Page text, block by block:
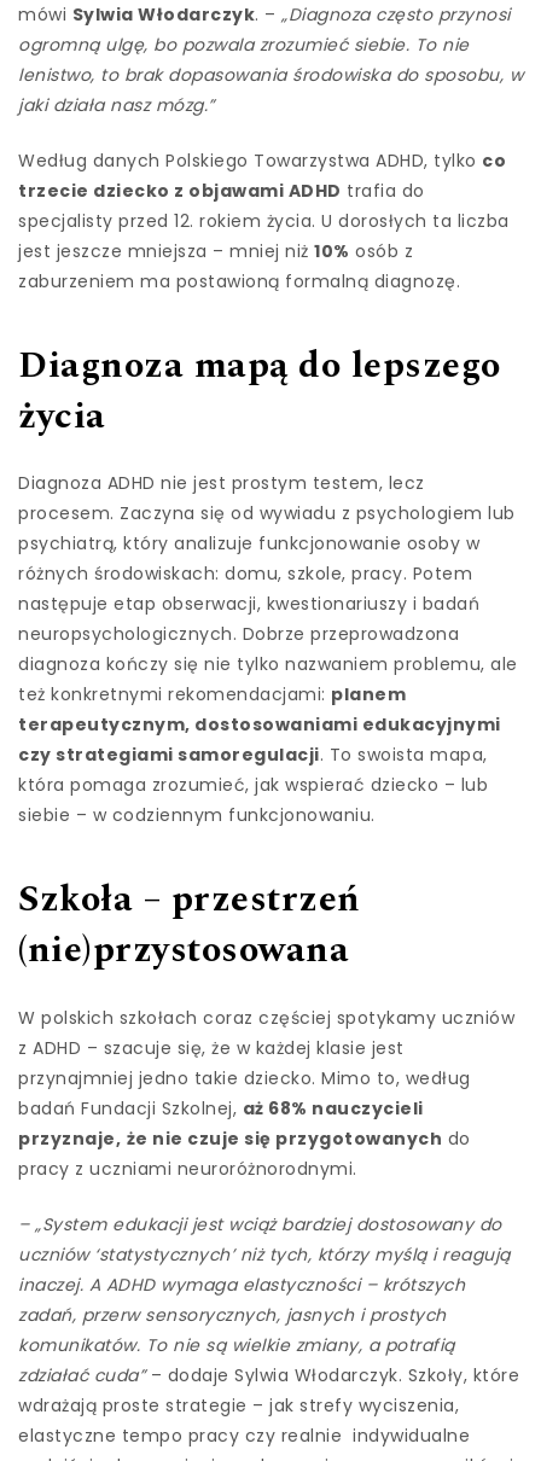
mówi Sylwia Włodarczyk. – „Diagnoza często przynosi
ogromną ulgę, bo pozwala zrozumieć siebie. To nie
lenistwo, to brak dopasowania środowiska do sposobu, w
jaki działa nasz mózg.”
Według danych Polskiego Towarzystwa ADHD, tylko co
trzecie dziecko z objawami ADHD trafia do
specjalisty przed 12. rokiem życia. U dorosłych ta liczba
jest jeszcze mniejsza – mniej niż 10% osób z
zaburzeniem ma postawioną formalną diagnozę.
Diagnoza mapą do lepszego
życia
Diagnoza ADHD nie jest prostym testem, lecz
procesem. Zaczyna się od wywiadu z psychologiem lub
psychiatrą, który analizuje funkcjonowanie osoby w
różnych środowiskach: domu, szkole, pracy. Potem
następuje etap obserwacji, kwestionariuszy i badań
neuropsychologicznych. Dobrze przeprowadzona
diagnoza kończy się nie tylko nazwaniem problemu, ale
też konkretnymi rekomendacjami: planem
terapeutycznym, dostosowaniami edukacyjnymi
czy strategiami samoregulacji. To swoista mapa,
która pomaga zrozumieć, jak wspierać dziecko – lub
siebie – w codziennym funkcjonowaniu.
Szkoła – przestrzeń
(nie)przystosowana
W polskich szkołach coraz częściej spotykamy uczniów
z ADHD – szacuje się, że w każdej klasie jest
przynajmniej jedno takie dziecko. Mimo to, według
badań Fundacji Szkolnej, aż 68% nauczycieli
przyznaje, że nie czuje się przygotowanych do
pracy z uczniami neuroróżnorodnymi.
– „System edukacji jest wciąż bardziej dostosowany do
uczniów ‘statystycznych’ niż tych, którzy myślą i reagują
inaczej. A ADHD wymaga elastyczności – krótszych
zadań, przerw sensorycznych, jasnych i prostych
komunikatów. To nie są wielkie zmiany, a potrafią
zdziałać cuda”– dodaje Sylwia Włodarczyk. Szkoły, które
wdrażają proste strategie – jak strefy wyciszenia,
elastyczne tempo pracy czy realnie indywidualne